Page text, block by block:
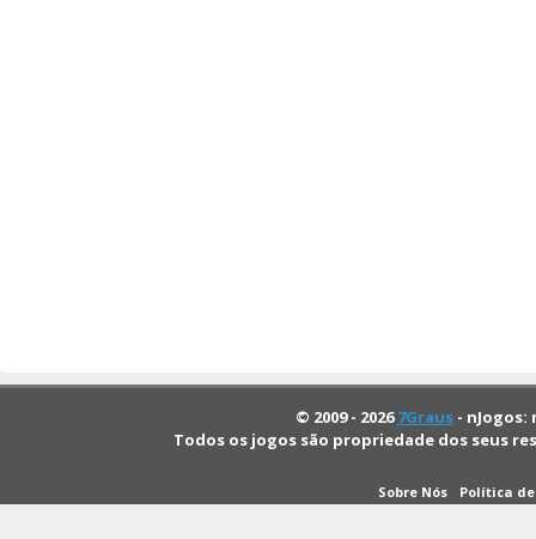
© 2009 - 20267Graus -
Todos os jogos são propriedade dos seus
Sobre Nós Política